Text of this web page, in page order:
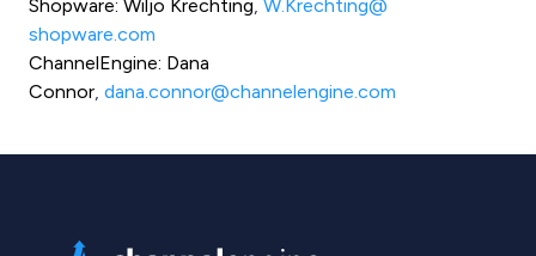
Shopware: Wiljo Krechting, W.Krechting@
shopware.com
ChannelEngine: Dana
Connor, dana.connor@channelengine.com